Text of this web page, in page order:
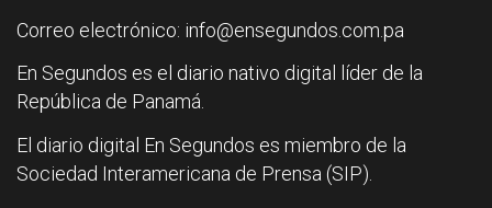
Correo electrónico: info@ensegundos.com.pa
En Segundos es el diario nativo digital líder de la
República de Panamá.
El diario digital En Segundos es miembro de la
Sociedad Interamericana de Prensa (SIP).